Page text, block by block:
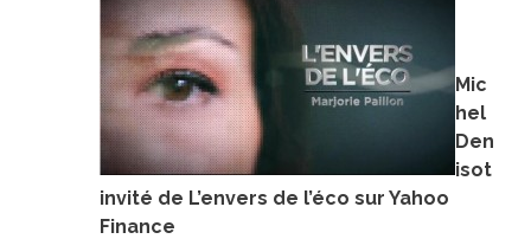
Mic
hel
Den
isot
invité de L’envers de l’éco sur Yahoo
Finance